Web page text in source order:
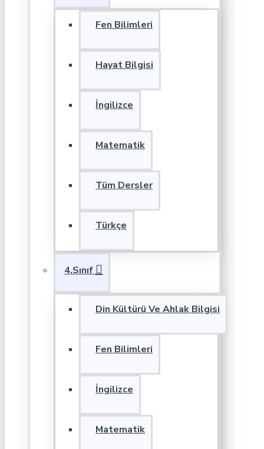
Fen Bilimleri
Hayat Bilgisi
İngilizce
Matematik
Tüm Dersler
Türkçe
4.Sınıf
Din Kültürü Ve Ahlak Bilgisi
Fen Bilimleri
İngilizce
Matematik